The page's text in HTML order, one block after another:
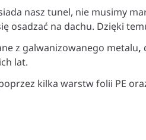
nasz tunel, nie musimy
osadzać na dachu. Dzięki
z galwanizowanego metalu,
lat.
kilka warstw folii PE